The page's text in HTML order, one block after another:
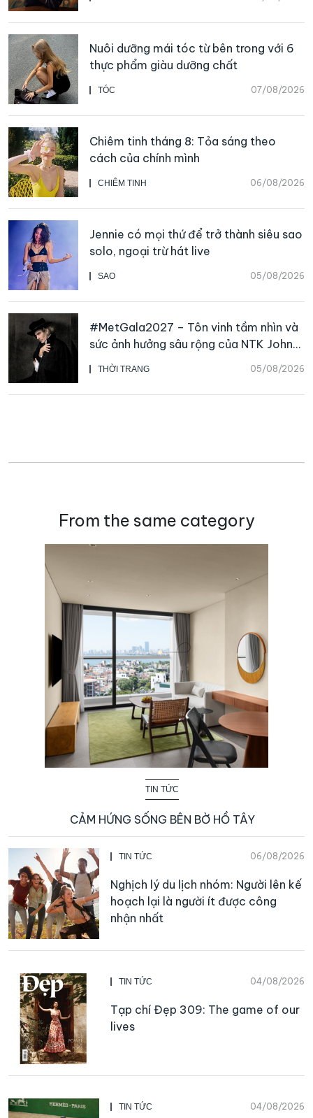
TÓC 07/08/2026
Nuôi dưỡng mái tóc từ bên trong với 6
thực phẩm giàu dưỡng chất
CHIÊM TINH 06/08/2026
Chiêm tinh tháng 8: Tỏa sáng theo
cách của chính mình
SAO 05/08/2026
Jennie có mọi thứ để trở thành siêu sao
solo, ngoại trừ hát live
THỜI TRANG 05/08/2026
#MetGala2027 – Tôn vinh tầm nhìn và
sức ảnh hưởng sâu rộng của NTK John
Galliano
From the same category
TIN TỨC
CẢM HỨNG SỐNG BÊN BỜ HỒ TÂY
TIN TỨC 06/08/2026
Nghịch lý du lịch nhóm: Người lên kế
hoạch lại là người ít được công
nhận nhất
TIN TỨC 04/08/2026
Tạp chí Đẹp 309: The game of our
lives
TIN TỨC 04/08/2026